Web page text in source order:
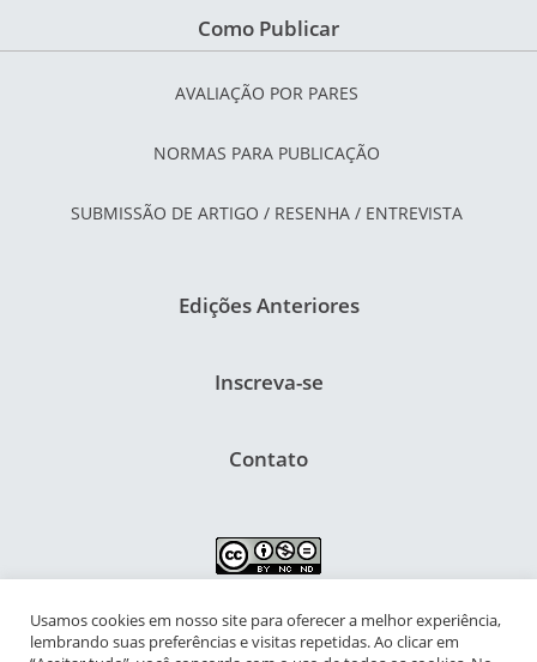
Como Publicar
AVALIAÇÃO POR PARES
NORMAS PARA PUBLICAÇÃO
SUBMISSÃO DE ARTIGO / RESENHA / ENTREVISTA
Edições Anteriores
Inscreva-se
Contato
NIPIAC – Núcleo Interdisciplinar de Pesquisa para a Infância e
Usamos cookies em nosso site para oferecer a melhor experiência,
lembrando suas preferências e visitas repetidas. Ao clicar em